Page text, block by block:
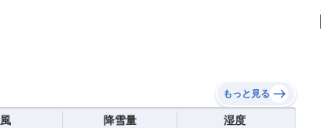
もっと見る
風 降雪量 湿度